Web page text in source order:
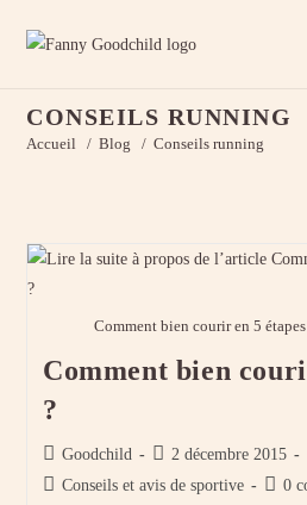
CONSEILS RUNNING
Accueil / Blog / Conseils running
Comment bien courir en 5
Comment bien
?
Auteur/autrice
de
Goodchild
Publication
publiée :
2 décembre 2015
PostConseils et avis de sportive 0